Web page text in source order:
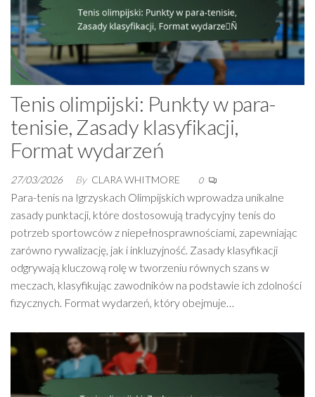
Tenis olimpijski: Punkty w para-
tenisie, Zasady klasyfikacji,
Format wydarzeń
27/03/2026 By CLARA WHITMORE 0
Para-tenis na Igrzyskach Olimpijskich wprowadza unikalne
zasady punktacji, które dostosowują tradycyjny tenis do
potrzeb sportowców z niepełnosprawnościami, zapewniając
zarówno rywalizację, jak i inkluzyjność. Zasady klasyfikacji
odgrywają kluczową rolę w tworzeniu równych szans w
meczach, klasyfikując zawodników na podstawie ich zdolności
fizycznych. Format wydarzeń, który obejmuje…